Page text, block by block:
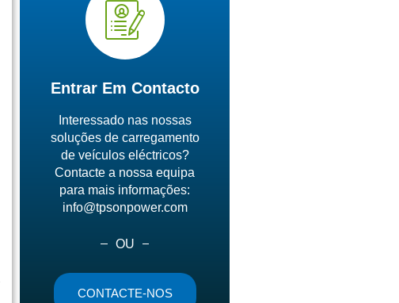
Entrar Em Contacto
Interessado nas nossas
soluções de carregamento
de veículos eléctricos?
Contacte a nossa equipa
para mais informações:
info@tpsonpower.com
OU
CONTACTE-NOS